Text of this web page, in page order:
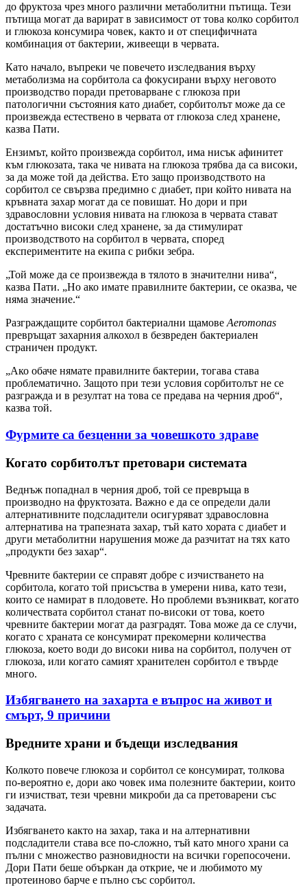
до фруктоза чрез много различни метаболитни пътища. Тези
пътища могат да варират в зависимост от това колко сорбитол
и глюкоза консумира човек, както и от специфичната
комбинация от бактерии, живеещи в червата.
Като начало, въпреки че повечето изследвания върху
метаболизма на сорбитола са фокусирани върху неговото
производство поради претоварване с глюкоза при
патологични състояния като диабет, сорбитолът може да се
произвежда естествено в червата от глюкоза след хранене,
казва Пати.
Ензимът, който произвежда сорбитол, има нисък афинитет
към глюкозата, така че нивата на глюкоза трябва да са високи,
за да може той да действа. Ето защо производството на
сорбитол се свързва предимно с диабет, при който нивата на
кръвната захар могат да се повишат. Но дори и при
здравословни условия нивата на глюкоза в червата стават
достатъчно високи след хранене, за да стимулират
производството на сорбитол в червата, според
експериментите на екипа с рибки зебра.
„Той може да се произвежда в тялото в значителни нива“,
казва Пати. „Но ако имате правилните бактерии, се оказва, че
няма значение.“
Разграждащите сорбитол бактериални щамовеAeromonas
превръщат захарния алкохол в безвреден бактериален
страничен продукт.
„Ако обаче нямате правилните бактерии, тогава става
проблематично. Защото при тези условия сорбитолът не се
разгражда и в резултат на това се предава на черния дроб“,
казва той.
Фурмите са безценни за човешкото здраве
Когато сорбитолът претовари системата
Веднъж попаднал в черния дроб, той се превръща в
производно на фруктозата. Важно е да се определи дали
алтернативните подсладители осигуряват здравословна
алтернатива на трапезната захар, тъй като хората с диабет и
други метаболитни нарушения може да разчитат на тях като
„продукти без захар“.
Чревните бактерии се справят добре с изчистването на
сорбитола, когато той присъства в умерени нива, като тези,
които се намират в плодовете. Но проблеми възникват, когато
количествата сорбитол станат по-високи от това, което
чревните бактерии могат да разградят. Това може да се случи,
когато с храната се консумират прекомерни количества
глюкоза, което води до високи нива на сорбитол, получен от
глюкоза, или когато самият хранителен сорбитол е твърде
много.
Избягването на захарта е въпрос на живот и
смърт, 9 причини
Вредните храни и бъдещи изследвания
Колкото повече глюкоза и сорбитол се консумират, толкова
по-вероятно е, дори ако човек има полезните бактерии, които
ги изчистват, тези чревни микроби да са претоварени със
задачата.
Избягването както на захар, така и на алтернативни
подсладители става все по-сложно, тъй като много храни са
пълни с множество разновидности на всички горепосочени.
Дори Пати беше объркан да открие, че и любимото му
протеиново барче е пълно със сорбитол.